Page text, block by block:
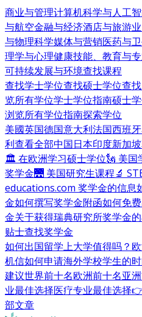
商业与管理计算机科学与人工
与航空金融与经济酒店与旅游业
与物理科学媒体与营销医药与
理学与心理健康技能、教育与
可持续发展与环境查找课程
查找学士学位查找硕士学位查
览所有学位学士学位指南硕士
浏览所有学位指南探索学位
美國英国德国意大利法国西班牙
利查看全部中国日本印度新加坡
🏛 在欧洲学习硕士学位🗽 美国
奖学金🌉 美国研究生课程🔬
educations.com 奖学金的信息
金如何撰写奖学金附函如何免
金关于获得瑞典研究所奖学金
贴士查找奖学金
如何出国留学上大学值得吗？
机信如何申请海外学校学生的
建议世界前十名欧洲前十名亚
业最佳选择医疗专业最佳选择
部文章